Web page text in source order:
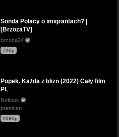
Sonda Polacy o imigrantach? |
[BrzozaTV]
brzoza24
720p
Popek. Każda z blizn (2022) Cały film
PL
Netlook
premium
1080p